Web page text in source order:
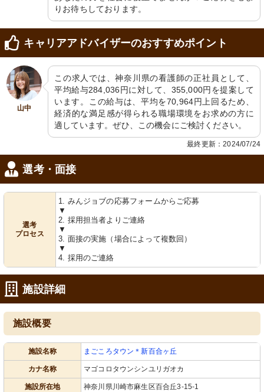
りお待ちしております。
キャリアアドバイザーのおすすめポイント
山中
この求人では、神奈川県の看護師の正社員として、
平均給与284,036円に対して、355,000円を提案して
います。この給与は、平均を70,964円上回るため、
経済的な満足感が得られる職場環境をお求めの方に
適しています。ぜひ、この機会にご検討ください。
最終更新：2024/07/24
選考・面接
選考
プロセス
1. みんジョブの応募フォームからご応募
▼
2. 採用担当者よりご連絡
▼
3. 面接の実施（場合によって複数回）
▼
4. 採用のご連絡
施設詳細
施設概要
施設名称 まごころタウン＊新百合ヶ丘
カナ名称 マゴコロタウンシンユリガオカ
施設所在地 神奈川県川崎市麻生区百合丘3-15-1